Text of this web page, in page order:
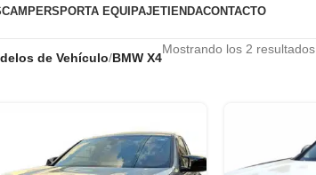
CAMPERS PORTA EQUIPAJETIENDACONTACTO
de Vehículo/BMW X4
Mostrando los 2 resultados